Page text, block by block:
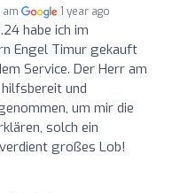
1 year ago
habe ich im
Engel Timur gekauft
Service. Der Herr am
und
um mir die
solch ein
großes Lob!